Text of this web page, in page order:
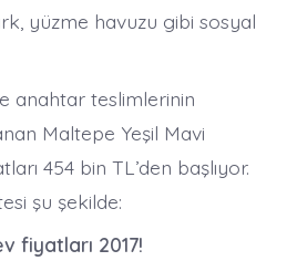
yüzme havuzu gibi sosyal
anahtar teslimlerinin
Maltepe Yeşil Mavi
454 bin TL’den başlıyor.
şu şekilde:
fiyatları 2017!